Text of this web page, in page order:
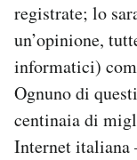
registrate; lo
un’opinione,
informatici)
Ognuno di
centinaia di
Internet italiana